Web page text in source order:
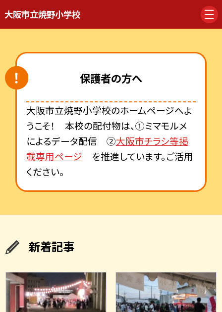
大阪市立焼野小学校
保護者の方へ
大阪市立焼野小学校のホームページへよ
うこそ！ 本校の配付物は、①ミマモルメ
によるデータ配信 ②大阪市チラシ等掲
載専用ページ を推進しています。ご活用
ください。
新着記事